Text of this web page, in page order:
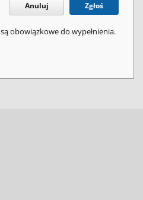
Anuluj Zgłoś
obowiązkowe do wypełnienia.